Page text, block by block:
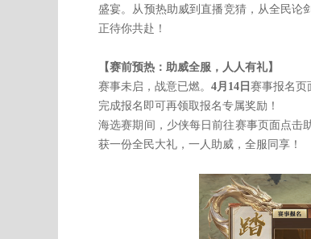
盛宴。从预热助威到直播竞猜，从全民
正待你共赴！
【赛前预热：助威全服，人人有礼】
赛事未启，战意已燃。 4月14日 赛事报名页
完成报名即可再领取报名专属奖励！
海选赛期间，少侠每日前往赛事页面点击
获一份全民大礼，一人助威，全服同享！